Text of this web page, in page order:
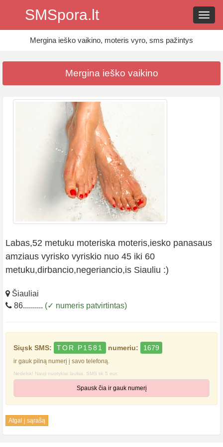
SMSpora.lt
Mergina ieško vaikino, moteris vyro, sms pažintys
Mergina ieško vaikino
Labas,52 metuku moteriska moteris,iesko panasaus
amziaus vyrisko vyriskio nuo 45 iki 60
metuku,dirbancio,negeriancio,is Siauliu :)
Šiauliai
86.......... (✓ numeris patvirtintas)
Siųsk SMS: TOR P1581 numeriu: 1679
ir gauk pilną numerį į savo telefoną.
Nedelsk! Nauji nuotykiai laukia. SMS tik 5 eur.
Spausk čia ir gauk numerį
Atgal į sąrašą